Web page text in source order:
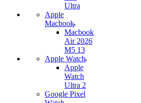
Ultra
Apple
Macbook
Macbook
Air 2026
M5 13
Apple Watch
Apple
Watch
Ultra 2
Google Pixel